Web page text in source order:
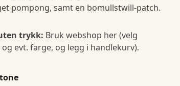
pompong, samt en bomullstwill-patch.
trykk: Bruk webshop her (velg
evt. farge, og legg i handlekurv).